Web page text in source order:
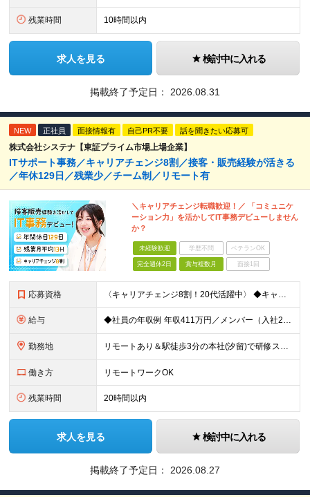
残業時間 10時間以内
求人を見る 検討中に入れる
掲載終了予定日： 2026.08.31
NEW 正社員 面接情報有 自己PR不要 話を聞きたい応募可
株式会社システナ【東証プライム市場上場企業】
ITサポート事務／キャリアチェンジ8割／接客・販売経験が活きる
／年休129日／残業少／チーム制／リモート有
＼キャリアチェンジ転職歓迎！／ 「コミュニケ
ーション力」を活かしてIT事務デビューしません
か？
未経験歓迎 学歴不問 ベテランOK
完全週休2日 賞与複数月 面接1回
応募資格 〈キャリアチェンジ8割！20代活躍中〉 ◆キャリアチェンジ転職歓迎 ◆PCスキル不問 ◆専門・短大卒以上 ◎同期入社と一緒に研修が受けられます！ ＼下記のような方に向いています／ ◇今から手に職をつ
給与 ◆社員の年収例 年収411万円／メンバー（入社2年目） 年収800万円／マネージャー（入社7年目） -------------------- ◆月給22万7000円～30万円＋賞与年2回＋残業代全額支
勤務地 リモートあり＆駅徒歩3分の本社(汐留)で研修スタート！ 【システナ東京本社】 東京都港区海岸1-2-20 汐留ビルディング14F・16F ◆リモートワーク・フルリモートのお仕事もあり ◆お住まいの地
働き方 リモートワークOK
残業時間 20時間以内
求人を見る 検討中に入れる
掲載終了予定日： 2026.08.27